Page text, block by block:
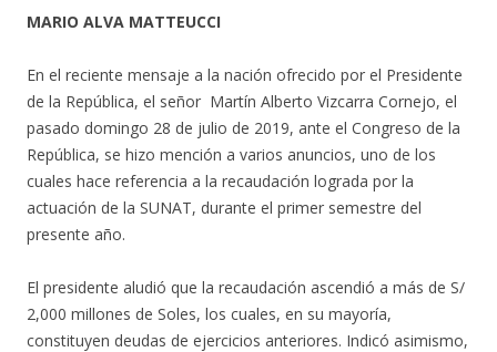
MARIO ALVA MATTEUCCI
En el reciente mensaje a la nación ofrecido por el Presidente
de la República, el señor Martín Alberto Vizcarra Cornejo, el
pasado domingo 28 de julio de 2019, ante el Congreso de la
República, se hizo mención a varios anuncios, uno de los
cuales hace referencia a la recaudación lograda por la
actuación de la SUNAT, durante el primer semestre del
presente año.
El presidente aludió que la recaudación ascendió a más de S/
2,000 millones de Soles, los cuales, en su mayoría,
constituyen deudas de ejercicios anteriores. Indicó asimismo,